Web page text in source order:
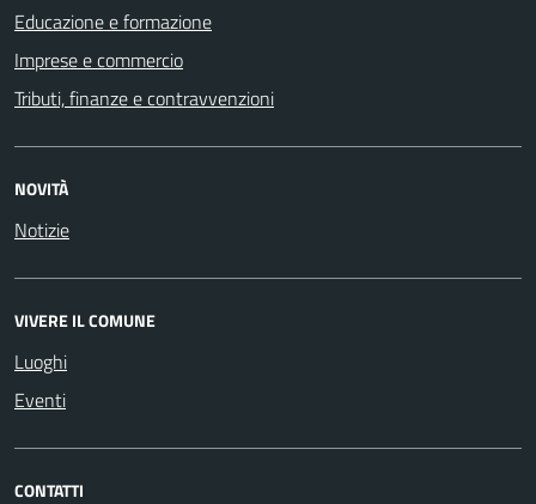
Educazione e formazione
Imprese e commercio
Tributi, finanze e contravvenzioni
NOVITÀ
Notizie
VIVERE IL COMUNE
Luoghi
Eventi
CONTATTI